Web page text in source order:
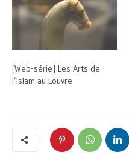
[Web-série] Les Arts de
l’Islam au Louvre